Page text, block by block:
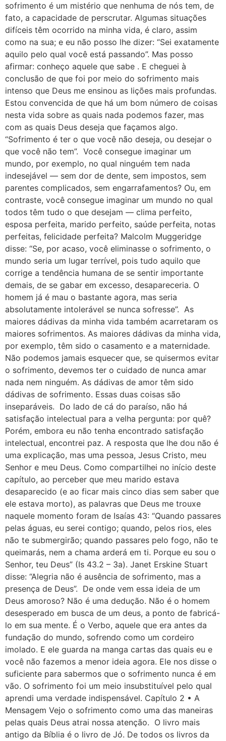
sofrimento é um mistério que nenhuma de nós tem, de
fato, a capacidade de perscrutar. Algumas situações
difíceis têm ocorrido na minha vida, é claro, assim
como na sua; e eu não posso lhe dizer: “Sei exatamente
aquilo pelo qual você está passando”. Mas posso
afirmar: conheço aquele que sabe . E cheguei à
conclusão de que foi por meio do sofrimento mais
intenso que Deus me ensinou as lições mais profundas.
Estou convencida de que há um bom número de coisas
nesta vida sobre as quais nada podemos fazer, mas
com as quais Deus deseja que façamos algo.
“Sofrimento é ter o que você não deseja, ou desejar o
que você não tem”. Você consegue imaginar um
mundo, por exemplo, no qual ninguém tem nada
indesejável — sem dor de dente, sem impostos, sem
parentes complicados, sem engarrafamentos? Ou, em
contraste, você consegue imaginar um mundo no qual
todos têm tudo o que desejam — clima perfeito,
esposa perfeita, marido perfeito, saúde perfeita, notas
perfeitas, felicidade perfeita? Malcolm Muggeridge
disse: “Se, por acaso, você eliminasse o sofrimento, o
mundo seria um lugar terrível, pois tudo aquilo que
corrige a tendência humana de se sentir importante
demais, de se gabar em excesso, desapareceria. O
homem já é mau o bastante agora, mas seria
absolutamente intolerável se nunca sofresse”. As
maiores dádivas da minha vida também acarretaram os
maiores sofrimentos. As maiores dádivas da minha vida,
por exemplo, têm sido o casamento e a maternidade.
Não podemos jamais esquecer que, se quisermos evitar
o sofrimento, devemos ter o cuidado de nunca amar
nada nem ninguém. As dádivas de amor têm sido
dádivas de sofrimento. Essas duas coisas são
inseparáveis. Do lado de cá do paraíso, não há
satisfação intelectual para a velha pergunta: por quê?
Porém, embora eu não tenha encontrado satisfação
intelectual, encontrei paz. A resposta que lhe dou não é
uma explicação, mas uma pessoa, Jesus Cristo, meu
Senhor e meu Deus. Como compartilhei no início deste
capítulo, ao perceber que meu marido estava
desaparecido (e ao ficar mais cinco dias sem saber que
ele estava morto), as palavras que Deus me trouxe
naquele momento foram de Isaías 43: “Quando passares
pelas águas, eu serei contigo; quando, pelos rios, eles
não te submergirão; quando passares pelo fogo, não te
queimarás, nem a chama arderá em ti. Porque eu sou o
Senhor, teu Deus” (Is 43.2 – 3a). Janet Erskine Stuart
disse: “Alegria não é ausência de sofrimento, mas a
presença de Deus”. De onde vem essa ideia de um
Deus amoroso? Não é uma dedução. Não é o homem
desesperado em busca de um deus, a ponto de fabricá-
lo em sua mente. É o Verbo, aquele que era antes da
fundação do mundo, sofrendo como um cordeiro
imolado. E ele guarda na manga cartas das quais eu e
você não fazemos a menor ideia agora. Ele nos disse o
suficiente para sabermos que o sofrimento nunca é em
vão. O sofrimento foi um meio insubstituível pelo qual
aprendi uma verdade indispensável. Capítulo 2 • A
Mensagem Vejo o sofrimento como uma das maneiras
pelas quais Deus atrai nossa atenção. O livro mais
antigo da Bíblia é o livro de Jó. De todos os livros da